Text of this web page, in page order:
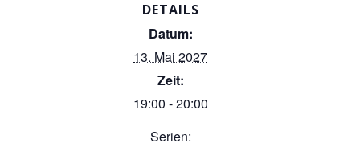
DETAILS
Datum:
13. Mai 2027
Zeit:
19:00 - 20:00
Serien: